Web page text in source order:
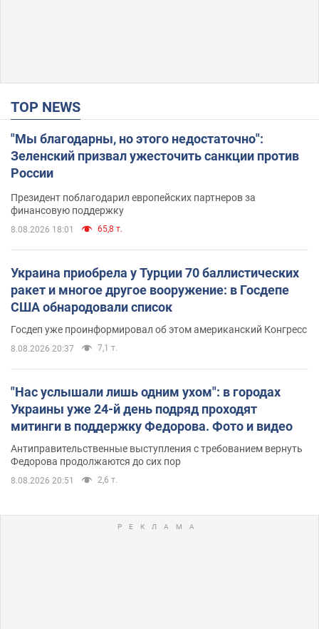
TOP NEWS
"Мы благодарны, но этого недостаточно":
Зеленский призвал ужесточить санкции против
России
Президент поблагодарил европейских партнеров за
финансовую поддержку
8.08.2026 18:01 65,8 т.
Украина приобрела у Турции 70 баллистических
ракет и многое другое вооружение: в Госдепе
США обнародовали список
Госдеп уже проинформировал об этом американский Конгресс
8.08.2026 20:37 7,1 т.
"Нас услышали лишь одним ухом": в городах
Украины уже 24-й день подряд проходят
митинги в поддержку Федорова. Фото и видео
Антиправительственные выступления с требованием вернуть
Федорова продолжаются до сих пор
8.08.2026 20:51 2,6 т.